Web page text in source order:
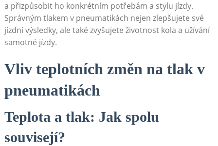
a přizpůsobit ho konkrétním potřebám a stylu jízdy.
Správným tlakem v pneumatikách nejen zlepšujete své
jízdní výsledky, ale také zvyšujete životnost kola a užívání
samotné jízdy.
Vliv teplotních změn na tlak v
pneumatikách
Teplota a tlak: Jak spolu
souvisejí?